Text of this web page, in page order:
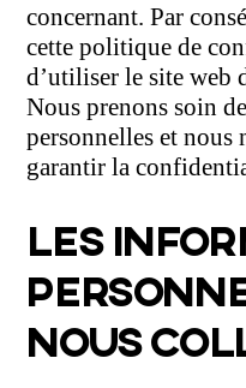
concernant. Par
cette politique de
d’utiliser le site web
Nous prenons soin
personnelles et nous
garantir la
LES
NOUS